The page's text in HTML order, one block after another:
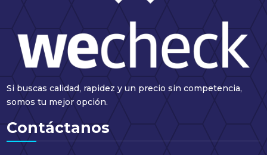
Si buscas calidad, rapidez y un precio sin competencia,
somos tu mejor opción.
Contáctanos